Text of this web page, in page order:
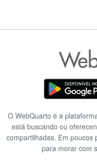
O WebQuarto é a
está buscando ou
compartilhadas. Em poucos
para morar com